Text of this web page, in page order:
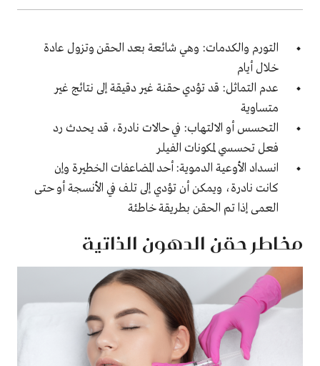
التورم والكدمات: وهي شائعة بعد الحقن وتزول عادة
خلال أيام
عدم التماثل: قد تؤدي حقنة غير دقيقة إلى نتائج غير
متساوية
التحسس أو الالتهاب: في حالات نادرة، قد يحدث رد
فعل تحسسي لمكونات الفيلر
انسداد الأوعية الدموية: أحد المضاعفات الخطيرة وإن
كانت نادرة، ويمكن أن تؤدي إلى تلف في الأنسجة أو حتى
العمى إذا تم الحقن بطريقة خاطئة
مخاطر حقن الدهون الذاتية